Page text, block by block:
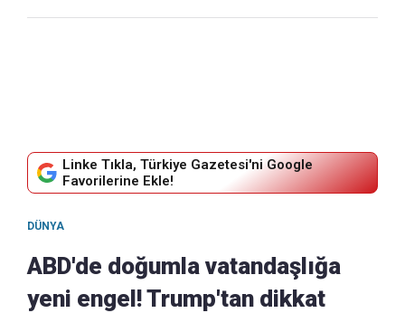
Linke Tıkla, Türkiye Gazetesi'ni Google
Favorilerine Ekle!
DÜNYA
ABD'de doğumla vatandaşlığa
yeni engel! Trump'tan dikkat